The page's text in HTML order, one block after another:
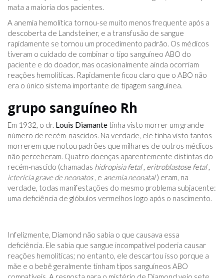
mata a maioria dos pacientes.
A anemia hemolítica tornou-se muito menos frequente após a
descoberta de Landsteiner, e a transfusão de sangue
rapidamente se tornou um procedimento padrão. Os médicos
tiveram o cuidado de combinar o tipo sanguíneo ABO do
paciente e do doador, mas ocasionalmente ainda ocorriam
reações hemolíticas. Rapidamente ficou claro que o ABO não
era o único sistema importante de tipagem sanguínea.
grupo sanguíneo Rh
Em 1932, o dr. Louis Diamante tinha visto morrer um grande
número de recém-nascidos. Na verdade, ele tinha visto tantos
morrerem que notou padrões que milhares de outros médicos
não perceberam. Quatro doenças aparentemente distintas do
recém-nascido (chamadas hidropisia fetal, eritroblastose fetal,
icterícia grave de neonatos, e anemia neonatal) eram, na
verdade, todas manifestações do mesmo problema subjacente:
uma deficiência de glóbulos vermelhos logo após o nascimento.
Infelizmente, Diamond não sabia o que causava essa
deficiência. Ele sabia que sangue incompatível poderia causar
reações hemolíticas; no entanto, ele descartou isso porque a
mãe e o bebê geralmente tinham tipos sanguíneos ABO